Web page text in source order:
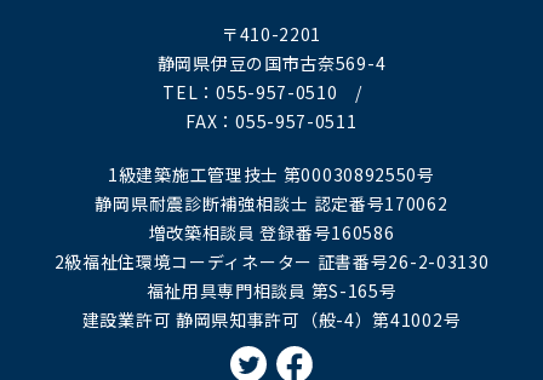
〒410-2201
静岡県伊豆の国市古奈569-4
TEL：055-957-0510 /
FAX：055-957-0511
1級建築施工管理技士 第00030892550号
静岡県耐震診断補強相談士 認定番号170062
増改築相談員 登録番号160586
2級福祉住環境コーディネーター 証書番号26-2-03130
福祉用具専門相談員 第S-165号
建設業許可 静岡県知事許可（般-4）第41002号